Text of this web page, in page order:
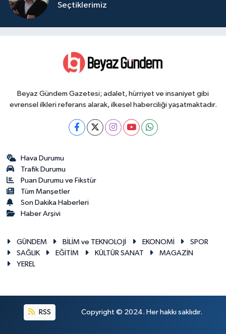
Seçtiklerimiz
Beyaz Gündem Gazetesi; adalet, hürriyet ve insaniyet gibi
evrensel ilkleri referans alarak, ilkesel haberciliği yaşatmaktadır.
Hava Durumu
Trafik Durumu
Puan Durumu ve Fikstür
Tüm Manşetler
Son Dakika Haberleri
Haber Arşivi
GÜNDEM BİLİM ve TEKNOLOJİ EKONOMİ
SPOR
SAĞLIK
EĞİTİM KÜLTÜR SANAT
MAGAZİN
YEREL
RSS Copyright © 2024. Her hakkı saklıdır.